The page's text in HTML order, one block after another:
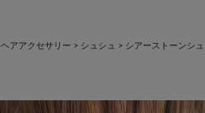
ヘアアクセサリー > シュシュ > シアーストーンシュ